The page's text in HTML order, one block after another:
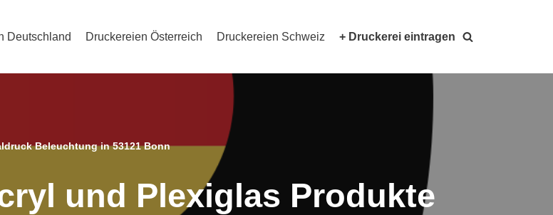
Deutschland Druckereien Österreich Druckereien Schweiz + Druckerei eintragen
Beleuchtung in 53121 Bonn
und Plexiglas Produkte